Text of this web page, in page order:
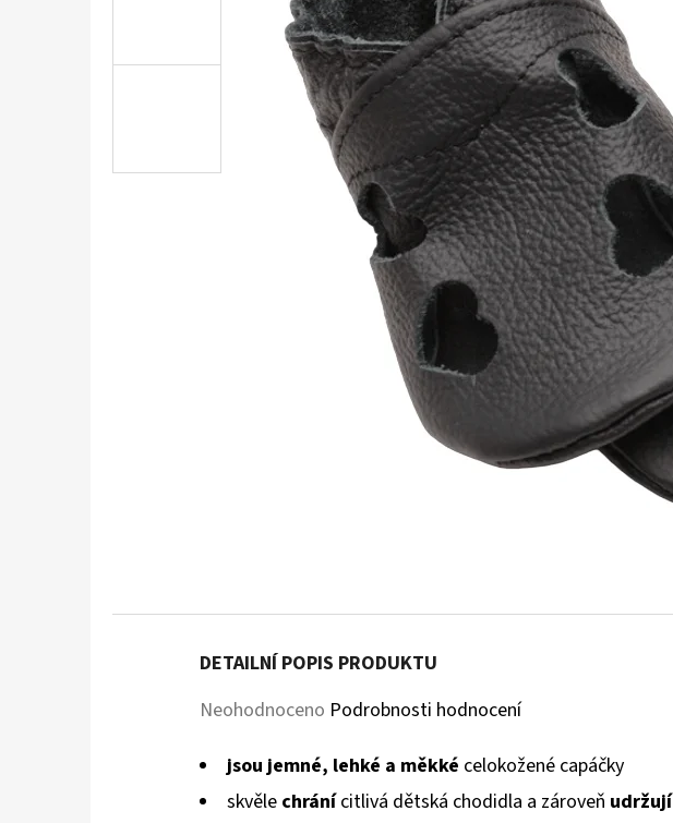
DETAILNÍ POPIS PRODUKTU
Průměrné
produktu
Neohodnoceno Podrobnosti hodnocení
jsou jemné, lehké a měkké celokožené capáčky
skvěle chránícitlivá dětská chodidla a zároveň udržují